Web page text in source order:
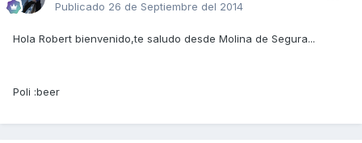
Publicado 26 de Septiembre del 2014
Hola Robert bienvenido,te saludo desde Molina de Segura...
Poli :beer